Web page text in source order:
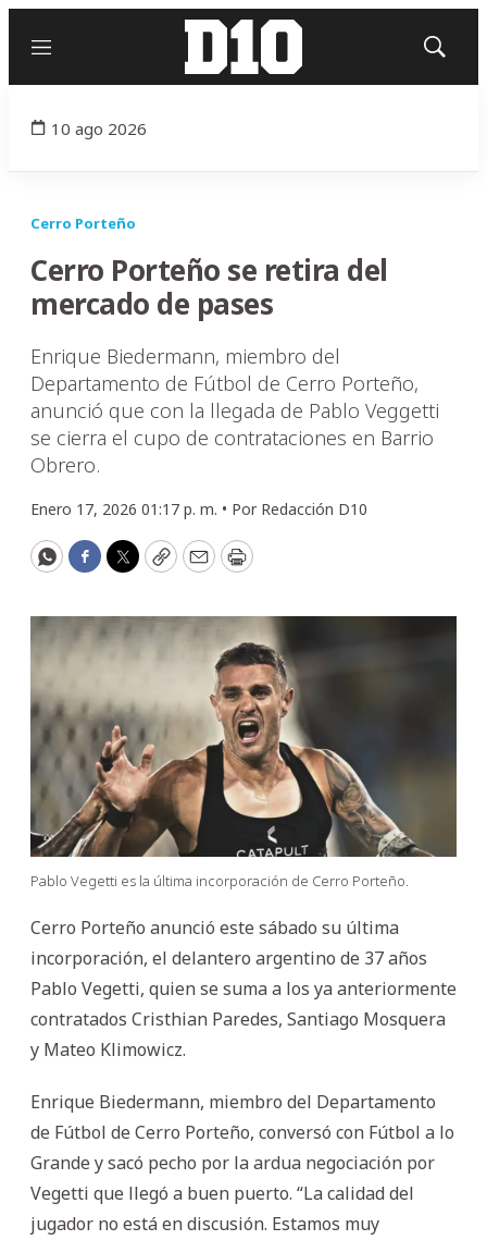
Menú
Mostrar
10 ago 2026
Cerro Porteño
Cerro Porteño se retira del
mercado de pases
Enrique Biedermann, miembro del
Departamento de Fútbol de Cerro Porteño,
anunció que con la llegada de Pablo Veggetti
se cierra el cupo de contrataciones en Barrio
Obrero.
Enero 17, 2026 01:17 p. m. • Por Redacción D10
WhatsApp
Facebook
Twitter
CopyEmailPrint
Pablo Vegetti es la última incorporación de Cerro Porteño.
Cerro Porteño anunció este sábado su última
incorporación, el delantero argentino de 37 años
Pablo Vegetti, quien se suma a los ya anteriormente
contratados Cristhian Paredes, Santiago Mosquera
y Mateo Klimowicz.
Enrique Biedermann, miembro del Departamento
de Fútbol de Cerro Porteño, conversó con Fútbol a lo
Grande y sacó pecho por la ardua negociación por
Vegetti que llegó a buen puerto. “La calidad del
jugador no está en discusión. Estamos muy